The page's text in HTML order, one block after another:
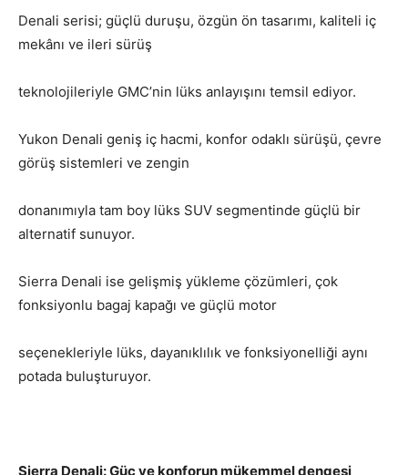
Denali serisi; güçlü duruşu, özgün ön tasarımı, kaliteli iç
mekânı ve ileri sürüş
teknolojileriyle GMC’nin lüks anlayışını temsil ediyor.
Yukon Denali geniş iç hacmi, konfor odaklı sürüşü, çevre
görüş sistemleri ve zengin
donanımıyla tam boy lüks SUV segmentinde güçlü bir
alternatif sunuyor.
Sierra Denali ise gelişmiş yükleme çözümleri, çok
fonksiyonlu bagaj kapağı ve güçlü motor
seçenekleriyle lüks, dayanıklılık ve fonksiyonelliği aynı
potada buluşturuyor.
Sierra Denali: Güç ve konforun mükemmel dengesi